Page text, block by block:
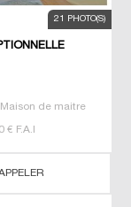
21 PHOTO(S)
de maitre
€ F.A.I